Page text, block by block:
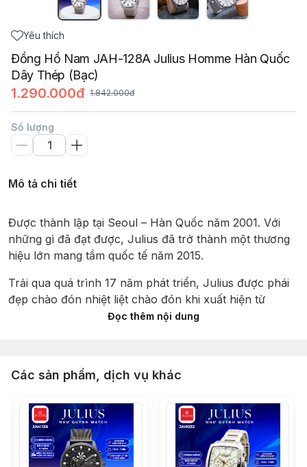
Yêu thích
Đồng Hồ Nam JAH-128A Julius Homme Hàn Quốc
Dây Thép (Bạc)
1.290.000đ 1.842.000đ
Số lượng
Mô tả chi tiết
Được thành lập tại Seoul – Hàn Quốc năm 2001. Với
những gì đã đạt được, Julius đã trở thành một thương
hiệu lớn mang tầm quốc tế năm 2015.
Trải qua quá trình 17 năm phát triển, Julius được phái
đẹp chào đón nhiệt liệt chào đón khi xuất hiện từ
những ngày đầu tiên như Hàn Quốc sau đó lan tỏa và
đẹp nhất năm 2012 tại hội chợ đồng hồ Hong Kong.
Quốc, nhập khẩu máy của Nhật đến lắp ráp tại Trung
Quốc. Tạo nên một mức giá phân khúc phổ thông phù
hợp và cạnh tranh nhất. Xây dựng nên một “đế chế”
vững mạnh trong lòng giới trẻ yêu thời trang.
Đọc thêm nội dung
Các sản phẩm, dịch vụ khác